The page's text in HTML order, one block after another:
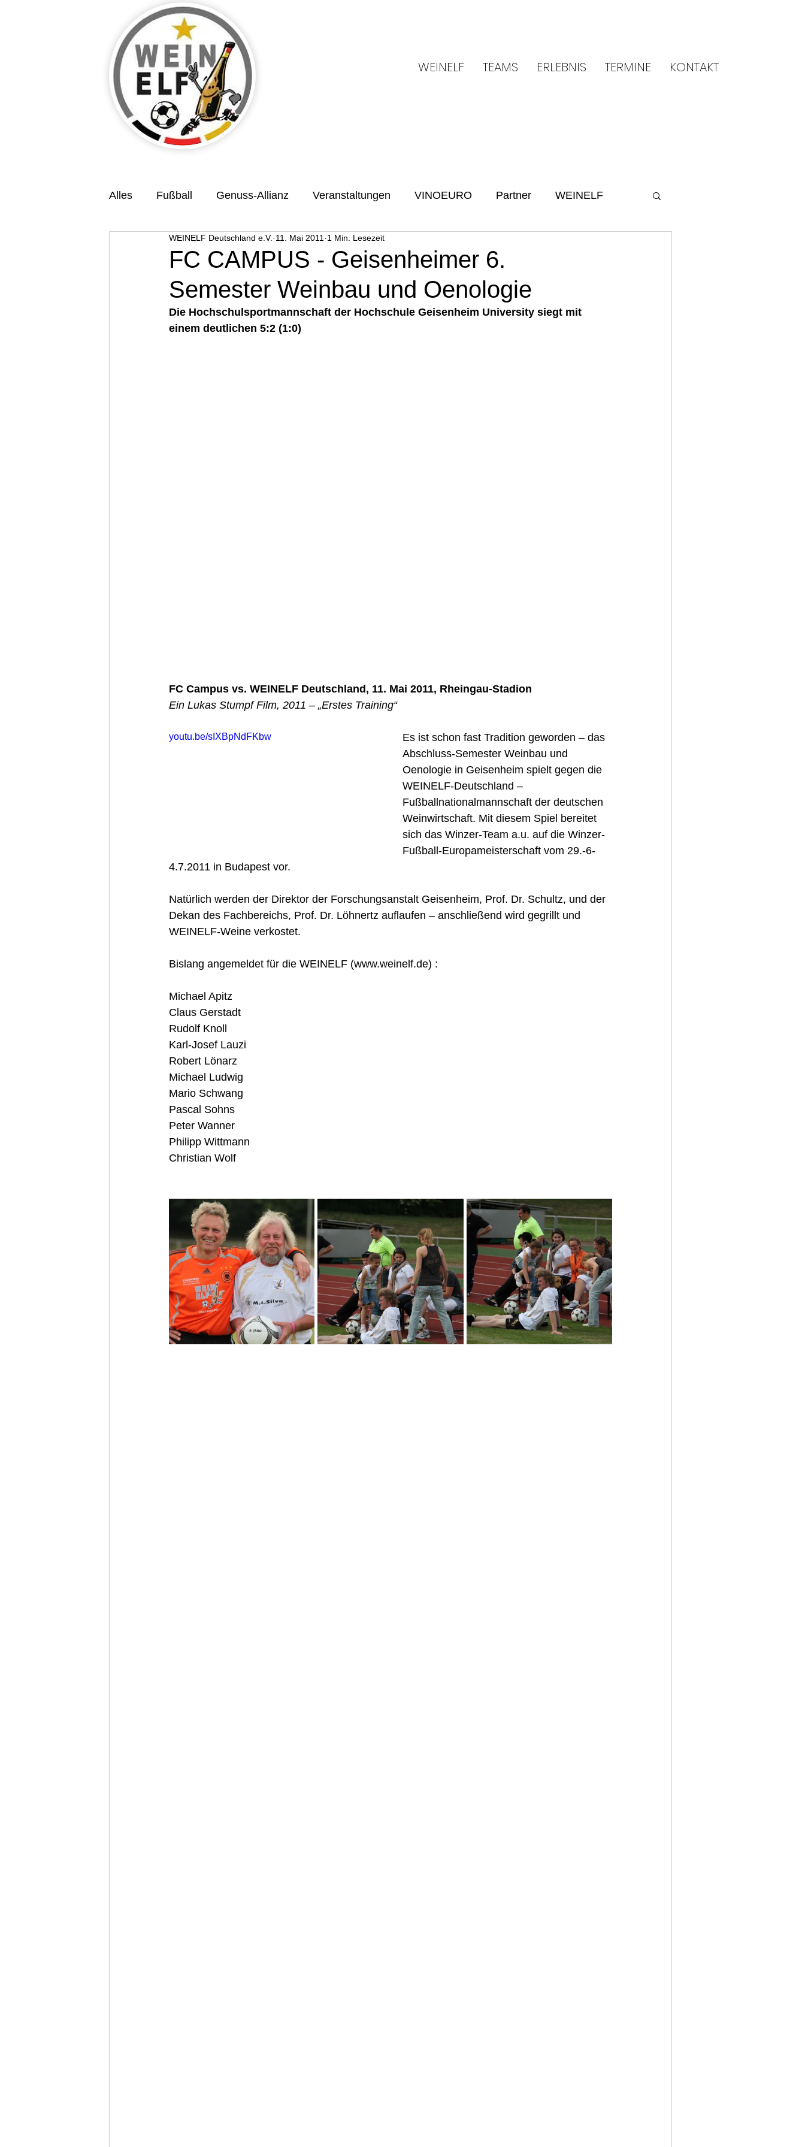
WEINELF TEAMS ERLEBNIS TERMINE KONTAKT
Alles Fußball Genuss-Allianz Veranstaltungen VINOEURO Partner WEINELF
Veranstaltungsvorschau Benefiz Spielvorschau
FC CAMPUS - Geisenheimer 6.
Semester Weinbau und Oenologie
WEINELF Deutschland e.V. 11. Mai 2011 1 Min. Lesezeit
Die Hochschulsportmannschaft der Hochschule Geisenheim University siegt mit
einem deutlichen 5:2 (1:0)
FC Campus vs. WEINELF Deutschland, 11. Mai 2011, Rheingau-Stadion
Ein Lukas Stumpf Film, 2011 – „Erstes Training“
youtu.be/sIXBpNdFKbw
Es ist schon fast Tradition geworden – das
Abschluss-Semester Weinbau und
Oenologie in Geisenheim spielt gegen die
WEINELF-Deutschland –
Fußballnationalmannschaft der deutschen
Weinwirtschaft. Mit diesem Spiel bereitet
sich das Winzer-Team a.u. auf die Winzer-
Fußball-Europameisterschaft vom 29.-6-
4.7.2011 in Budapest vor.
Natürlich werden der Direktor der Forschungsanstalt Geisenheim, Prof. Dr. Schultz, und der
Dekan des Fachbereichs, Prof. Dr. Löhnertz auflaufen – anschließend wird gegrillt und
WEINELF-Weine verkostet.
Bislang angemeldet für die WEINELF (www.weinelf.de) :
Michael Apitz
Claus Gerstadt
Rudolf Knoll
Karl-Josef Lauzi
Robert Lönarz
Michael Ludwig
Mario Schwang
Pascal Sohns
Peter Wanner
Philipp Wittmann
Christian Wolf